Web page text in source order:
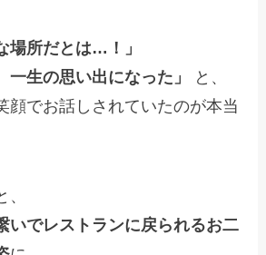
場所だとは…！」
一生の思い出になった」
と、
顔でお話しされていたのが本当
いでレストランに戻られるお二